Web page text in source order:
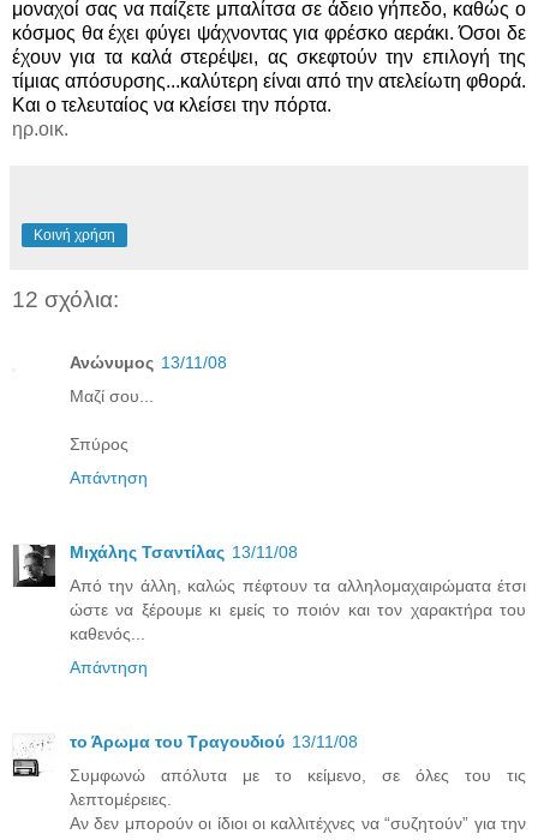
μοναχοί σας να παίζετε μπαλίτσα σε άδειο γήπεδο, καθώς ο
κόσμος θα έχει φύγει ψάχνοντας για φρέσκο αεράκι. Όσοι δε
έχουν για τα καλά στερέψει, ας σκεφτούν την επιλογή της
τίμιας απόσυρσης...καλύτερη είναι από την ατελείωτη φθορά.
Και ο τελευταίος να κλείσει την πόρτα.
ηρ.οικ.
Κοινή χρήση
12 σχόλια:
Ανώνυμος 13/11/08
Μαζί σου...
Σπύρος
Απάντηση
Μιχάλης Τσαντίλας 13/11/08
Από την άλλη, καλώς πέφτουν τα αλληλομαχαιρώματα έτσι
ώστε να ξέρουμε κι εμείς το ποιόν και τον χαρακτήρα του
καθενός...
Απάντηση
το Άρωμα του Τραγουδιού 13/11/08
Συμφωνώ απόλυτα με το κείμενο, σε όλες του τις
λεπτομέρειες.
Αν δεν μπορούν οι ίδιοι οι καλλιτέχνες να “συζητούν” για την